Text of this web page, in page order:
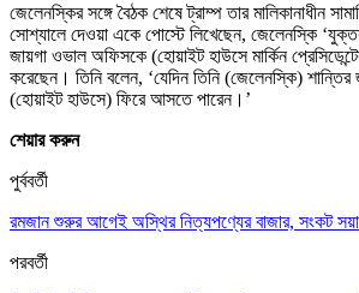
জেলেনস্কির সঙ্গে বৈঠক শেষে ট্রাম্প তার মালিকানাধীন
সোশ্যালে দেওয়া একে পোস্টে লিখেছেন, জেলেনস্কি
জায়গা ওভাল অফিসকে (হোয়াইট হাউসে মার্কিন
করেছেন। তিনি বলেন, ‘যেদিন তিনি (জেলেনস্কি)
(হোয়াইট হাউসে) ফিরে আসতে পারেন।’
শেয়ার করুন
পুর্ববর্তী
রমজান শুরুর আগেই অস্থির নিত্যপণ্যের বাজার, সংকট
পরবর্তী